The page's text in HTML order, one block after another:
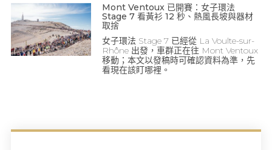
Mont Ventoux 已開賽：女子環法
Stage 7 看黃衫 12 秒、熱風長坡與器材
取捨
女子環法 Stage 7 已經從 La Voulte-sur-
Rhône 出發，車群正在往 Mont Ventoux
移動；本文以發稿時可確認資料為準，先
看現在該盯哪裡。